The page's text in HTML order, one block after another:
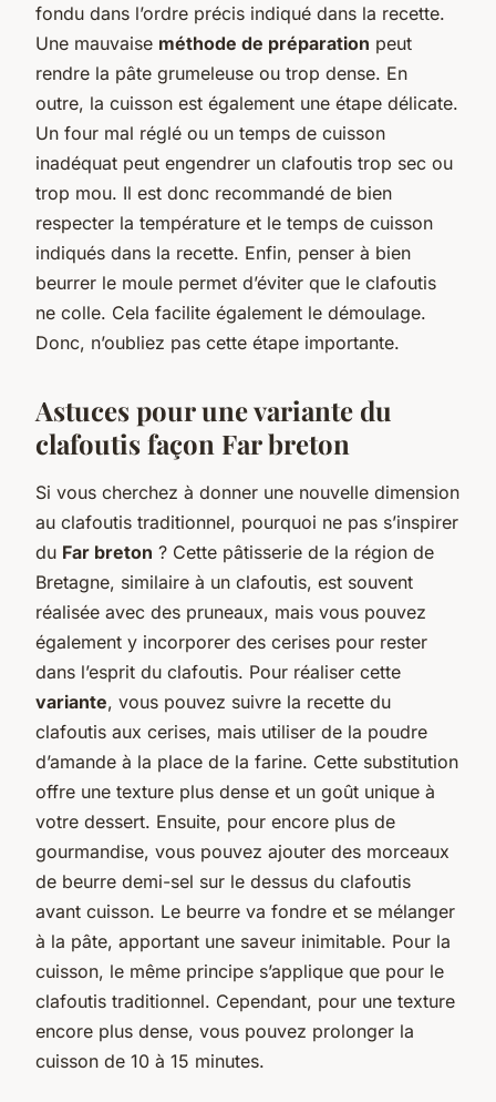
fondu dans l’ordre précis indiqué dans la recette.
Une mauvaise méthode de préparation peut
rendre la pâte grumeleuse ou trop dense. En
outre, la cuisson est également une étape délicate.
Un four mal réglé ou un temps de cuisson
inadéquat peut engendrer un clafoutis trop sec ou
trop mou. Il est donc recommandé de bien
respecter la température et le temps de cuisson
indiqués dans la recette. Enfin, penser à bien
beurrer le moule permet d’éviter que le clafoutis
ne colle. Cela facilite également le démoulage.
Donc, n’oubliez pas cette étape importante.
Astuces pour une variante du
clafoutis façon Far breton
Si vous cherchez à donner une nouvelle dimension
au clafoutis traditionnel, pourquoi ne pas s’inspirer
du Far breton ? Cette pâtisserie de la région de
Bretagne, similaire à un clafoutis, est souvent
réalisée avec des pruneaux, mais vous pouvez
également y incorporer des cerises pour rester
dans l’esprit du clafoutis. Pour réaliser cette
variante, vous pouvez suivre la recette du
clafoutis aux cerises, mais utiliser de la poudre
d’amande à la place de la farine. Cette substitution
offre une texture plus dense et un goût unique à
votre dessert. Ensuite, pour encore plus de
gourmandise, vous pouvez ajouter des morceaux
de beurre demi-sel sur le dessus du clafoutis
avant cuisson. Le beurre va fondre et se mélanger
à la pâte, apportant une saveur inimitable. Pour la
cuisson, le même principe s’applique que pour le
clafoutis traditionnel. Cependant, pour une texture
encore plus dense, vous pouvez prolonger la
cuisson de 10 à 15 minutes.